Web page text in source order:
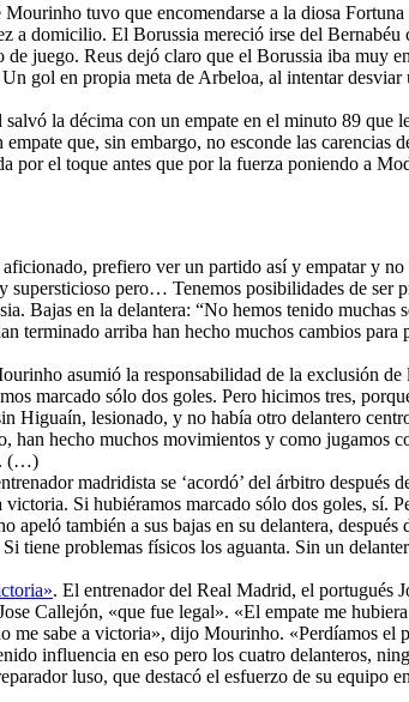
Mourinho tuvo que encomendarse a la diosa
a domicilio. El Borussia mereció irse del
juego. Reus dejó claro que el Borussia iba muy
gol en propia meta de Arbeloa, al intentar
la décima con un empate en el minuto 89 que
que, sin embargo, no esconde las carencias
por el toque antes que por la fuerza poniendo a
prefiero ver un partido así y empatar y
pero… Tenemos posibilidades de ser
Bajas en la delantera: “No hemos tenido
arriba han hecho muchos cambios
asumió la responsabilidad de la exclusión
marcado sólo dos goles. Pero hicimos tres,
Higuaín, lesionado, y no había otro delantero
hecho muchos movimientos y como jugamos
(…)
madridista se ‘acordó’ del árbitro
Si hubiéramos marcado sólo dos goles, sí.
también a sus bajas en su delantera,
problemas físicos los aguanta. Sin un
. El entrenador del Real Madrid, el portugués
Callejón, «que fue legal». «El empate me
me sabe a victoria», dijo Mourinho. «Perdíamos
influencia en eso pero los cuatro delanteros,
luso, que destacó el esfuerzo de su equipo